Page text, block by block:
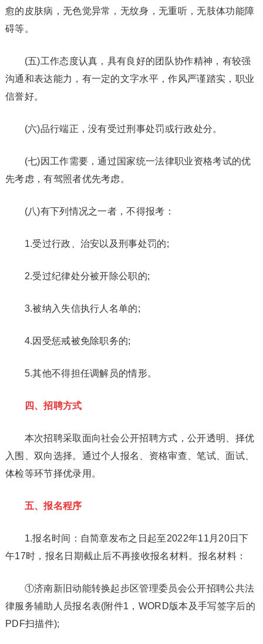
愈的皮肤病，无色觉异常，无纹身，无重听，无肢体功能障
碍等。
(五)工作态度认真，具有良好的团队协作精神，有较强
沟通和表达能力，有一定的文字水平，作风严谨踏实，职业
信誉好。
(六)品行端正，没有受过刑事处罚或行政处分。
(七)因工作需要，通过国家统一法律职业资格考试的优
先考虑，有驾照者优先考虑。
(八)有下列情况之一者，不得报考：
1.受过行政、治安以及刑事处罚的;
2.受过纪律处分被开除公职的;
3.被纳入失信执行人名单的;
4.因受惩戒被免除职务的;
5.其他不得担任调解员的情形。
四、招聘方式
本次招聘采取面向社会公开招聘方式，公开透明、择优
入围、双向选择。通过个人报名、资格审查、笔试、面试、
体检等环节择优录用。
五、报名程序
1.报名时间：自简章发布之日起至2022年11月20日下
午17时，报名日期截止后不再接收报名材料。报名材料：
①济南新旧动能转换起步区管理委员会公开招聘公共法
律服务辅助人员报名表(附件1，WORD版本及手写签字后的
PDF扫描件);